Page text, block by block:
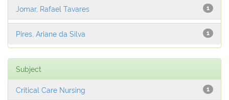
1
Jomar, Rafael Tavares
1
Pires, Ariane da Silva
Subject
1
Critical Care Nursing